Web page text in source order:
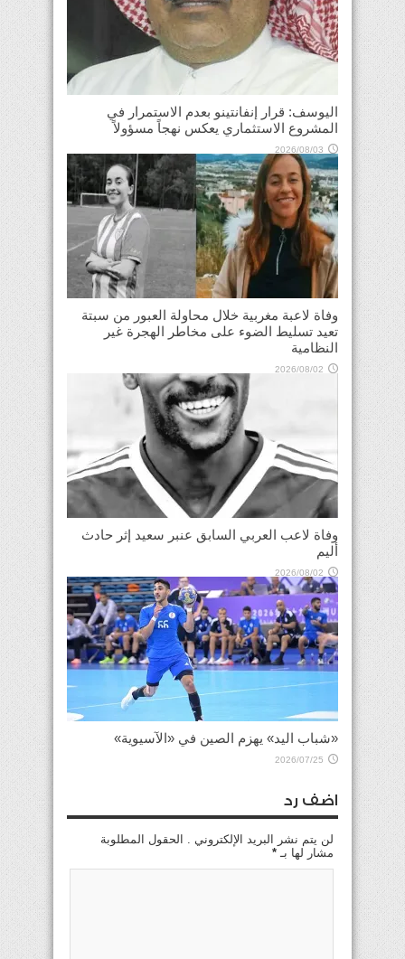
اليوسف: قرار إنفانتينو بعدم الاستمرار في
المشروع الاستثماري يعكس نهجاً مسؤولاً
2026/08/03
وفاة لاعبة مغربية خلال محاولة العبور من سبتة
تعيد تسليط الضوء على مخاطر الهجرة غير
النظامية
2026/08/02
وفاة لاعب العربي السابق عنبر سعيد إثر حادث
أليم
2026/08/02
«شباب اليد» يهزم الصين في «الآسيوية»
2026/07/25
اضف رد
لن يتم نشر البريد الإلكتروني . الحقول المطلوبة
مشار لها بـ *